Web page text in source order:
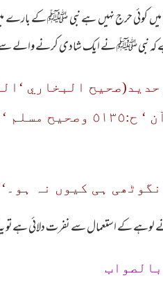
میں کوئی حرج نہیں ہے نبی ﷺ کے بارے
ہے کہ نبی ﷺ نے ایک شادی کرنے والے سے
البخاري
زوجنكها بما معك
ہی کیوں نہ
کے استعمال سے نفرت دلائی